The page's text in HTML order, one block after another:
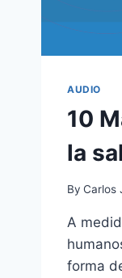
AUDIO
10
la
By Carlos
A
forma